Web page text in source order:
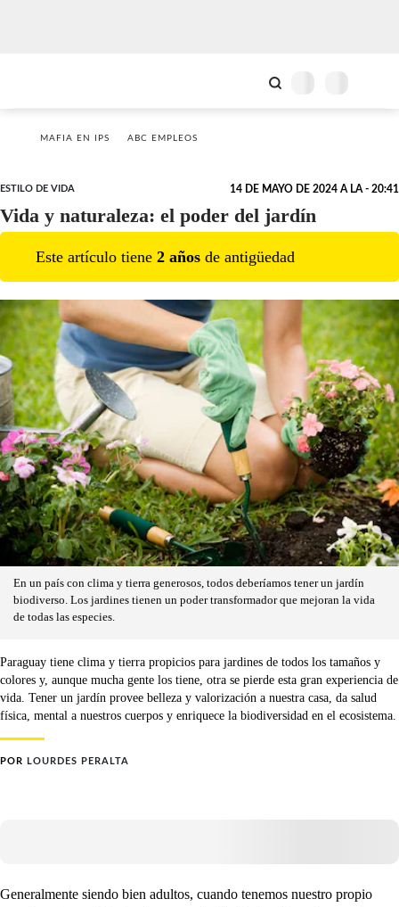
MAFIA EN IPS ABC EMPLEOS
ESTILO DE VIDA 14 DE MAYO DE 2024 A LA - 20:41
Vida y naturaleza: el poder del jardín
Este artículo tiene 2 años de antigüedad
En un país con clima y tierra generosos, todos deberíamos tener un jardín
biodiverso. Los jardines tienen un poder transformador que mejoran la vida
de todas las especies.
Paraguay tiene clima y tierra propicios para jardines de todos los tamaños y
colores y, aunque mucha gente los tiene, otra se pierde esta gran experiencia de
vida. Tener un jardín provee belleza y valorización a nuestra casa, da salud
física, mental a nuestros cuerpos y enriquece la biodiversidad en el ecosistema.
POR LOURDES PERALTA
Generalmente siendo bien adultos, cuando tenemos nuestro propio